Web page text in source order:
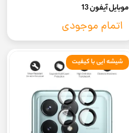
موبایل آیفون 13
اتمام موجودی
شیشه ایی با کیفیت